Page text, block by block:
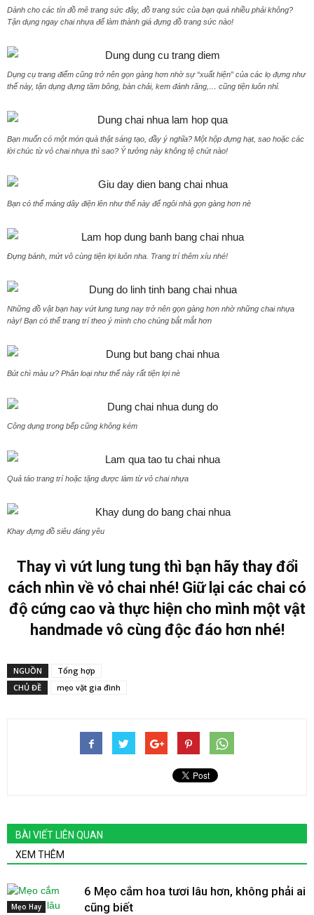
Dành cho các tín đồ mê trang sức đây, đồ trang sức của bạn quá nhiều phải không?
Tận dụng ngay chai nhựa để làm thành giá đựng đồ trang sức nào!
Dụng cụ trang điểm cũng trở nên gọn gàng hơn nhờ sự “xuất hiện” của các lọ đựng như
thế này, tận dụng đựng tăm bông, bàn chải, kem đánh răng,… cũng tiện luôn nhỉ.
Bạn muốn có một món quà thật sáng tạo, đầy ý nghĩa? Một hộp đựng hạt, sao hoặc các
lời chúc từ vỏ chai nhựa thì sao? Ý tưởng này không tệ chút nào!
Bạn có thể máng dây điện lên như thế này để ngôi nhà gọn gàng hơn nè
Đựng bánh, mứt vô cùng tiện lợi luôn nha. Trang trí thêm xíu nhé!
Những đồ vật bạn hay vứt lung tung nay trở nên gọn gàng hơn nhờ những chai nhựa
này! Bạn có thể trang trí theo ý mình cho chúng bắt mắt hơn
Bút chì màu ư? Phân loại như thế này rất tiện lợi nè
Công dụng trong bếp cũng không kém
Quả táo trang trí hoặc tặng được làm từ vỏ chai nhựa
Khay đựng đồ siêu đáng yêu
Thay vì vứt lung tung thì bạn hãy thay đổi
cách nhìn về vỏ chai nhé! Giữ lại các chai có
độ cứng cao và thực hiện cho mình một vật
handmade vô cùng độc đáo hơn nhé!
NGUỒN
Tổng hợp
CHỦ ĐỀ
mẹo vặt gia đình
BÀI VIẾT LIÊN QUAN
XEM THÊM
Mẹo Hay
6 Mẹo cắm hoa tươi lâu hơn, không phải ai
cũng biết